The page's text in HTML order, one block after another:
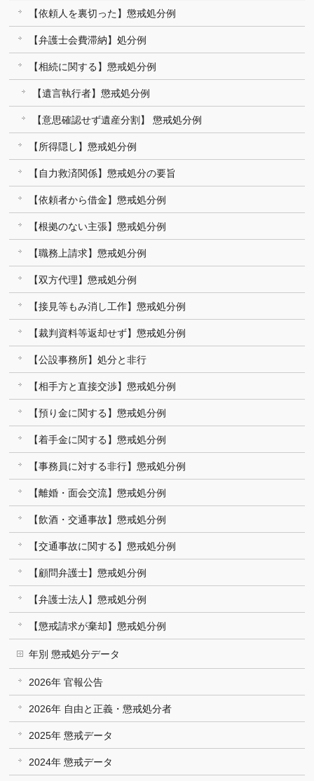
【依頼人を裏切った】懲戒処分例
【弁護士会費滞納】処分例
【相続に関する】懲戒処分例
【遺言執行者】懲戒処分例
【意思確認せず遺産分割】 懲戒処分例
【所得隠し】懲戒処分例
【自力救済関係】懲戒処分の要旨
【依頼者から借金】懲戒処分例
【根拠のない主張】懲戒処分例
【職務上請求】懲戒処分例
【双方代理】懲戒処分例
【接見等もみ消し工作】懲戒処分例
【裁判資料等返却せず】懲戒処分例
【公設事務所】処分と非行
【相手方と直接交渉】懲戒処分例
【預り金に関する】懲戒処分例
【着手金に関する】懲戒処分例
【事務員に対する非行】懲戒処分例
【離婚・面会交流】懲戒処分例
【飲酒・交通事故】懲戒処分例
【交通事故に関する】懲戒処分例
【顧問弁護士】懲戒処分例
【弁護士法人】懲戒処分例
【懲戒請求が棄却】懲戒処分例
年別 懲戒処分データ
2026年 官報公告
2026年 自由と正義・懲戒処分者
2025年 懲戒データ
2024年 懲戒データ